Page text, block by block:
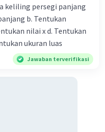
keliling persegi panjang
b. Tentukan
nilai x d. Tentukan
ukuran luas
Jawaban terverifikasi